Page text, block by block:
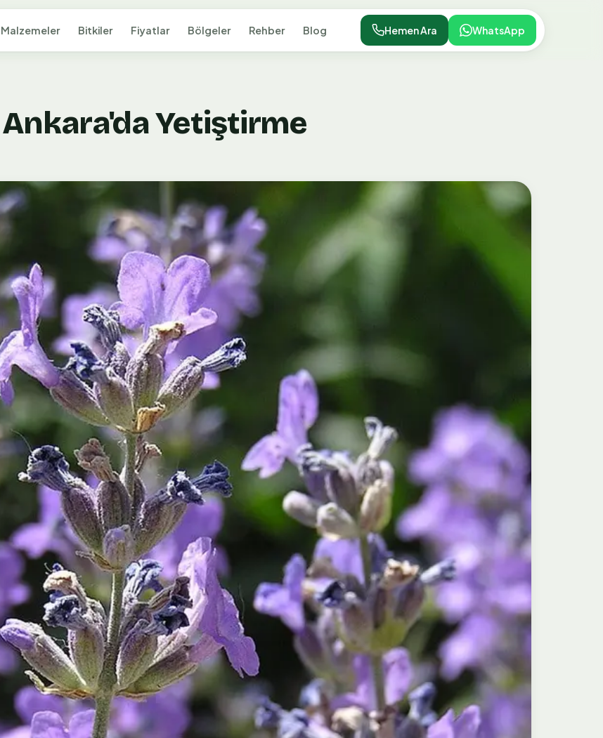
Malzemeler Bitkiler Fiyatlar Bölgeler Rehber Blog Hemen Ara WhatsApp
Ankara'da Yetiştirme